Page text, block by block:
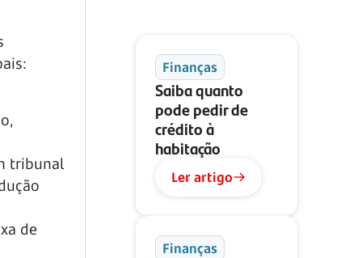
tribunal
de
Finanças
Saiba quanto
pode pedir de
crédito à
habitação
Ler artigo
Finanças